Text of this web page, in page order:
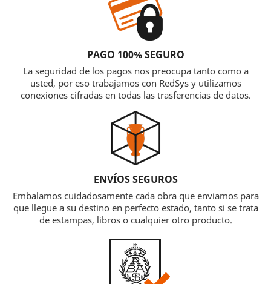
PAGO 100% SEGURO
La seguridad de los pagos nos preocupa tanto como a
usted, por eso trabajamos con RedSys y utilizamos
conexiones cifradas en todas las trasferencias de datos.
ENVÍOS SEGUROS
Embalamos cuidadosamente cada obra que enviamos para
que llegue a su destino en perfecto estado, tanto si se trata
de estampas, libros o cualquier otro producto.